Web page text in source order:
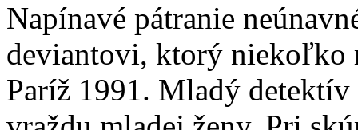
Napínavé pátranie
deviantovi, ktorý niekoľko
Paríž 1991. Mladý